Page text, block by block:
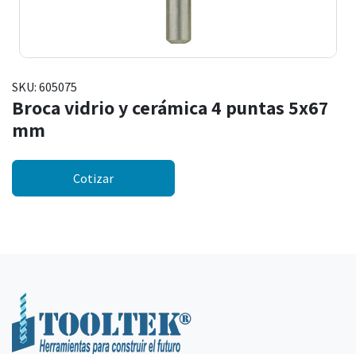
SKU: 605075
Broca vidrio y cerámica 4 puntas 5x67
mm
Cotizar